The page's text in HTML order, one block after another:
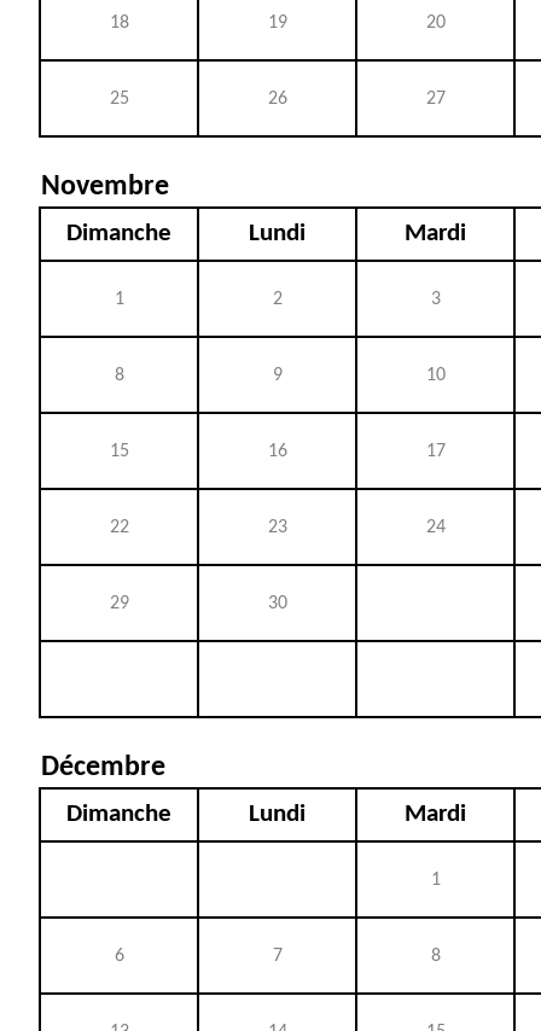
18 19 20
25 26 27
Novembre
Dimanche Lundi Mardi
1 2 3
8 9 10
15 16 17
22 23 24
29 30
Décembre
Dimanche Lundi Mardi
1
6 7 8